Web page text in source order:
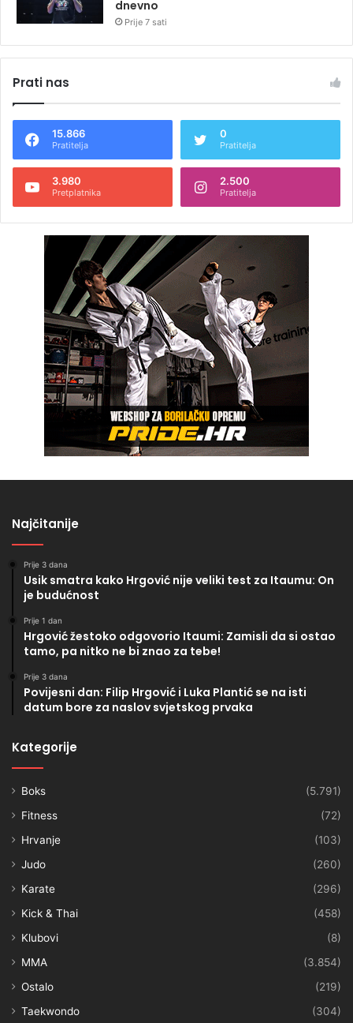
dnevno
Prije 7 sati
Prati nas
15.866
Pratitelja
0
Pratitelja
3.980
Pretplatnika
2.500
Pratitelja
Najčitanije
Prije 3 dana
Usik smatra kako Hrgović nije veliki test za Itaumu: On
je budućnost
Prije 1 dan
Hrgović žestoko odgovorio Itaumi: Zamisli da si ostao
tamo, pa nitko ne bi znao za tebe!
Prije 3 dana
Povijesni dan: Filip Hrgović i Luka Plantić se na isti
datum bore za naslov svjetskog prvaka
Kategorije
Boks
(5.791)
Fitness
(72)
Hrvanje
(103)
Judo
(260)
Karate
(296)
Kick & Thai
(458)
Klubovi
(8)
MMA
(3.854)
Ostalo
(219)
Taekwondo
(304)